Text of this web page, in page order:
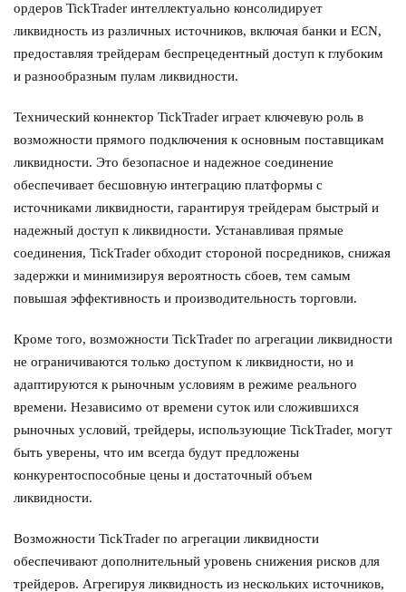
ордеров TickTrader интеллектуально консолидирует
ликвидность из различных источников, включая банки и ECN,
предоставляя трейдерам беспрецедентный доступ к глубоким
и разнообразным пулам ликвидности.
Технический коннектор TickTrader играет ключевую роль в
возможности прямого подключения к основным поставщикам
ликвидности. Это безопасное и надежное соединение
обеспечивает бесшовную интеграцию платформы с
источниками ликвидности, гарантируя трейдерам быстрый и
надежный доступ к ликвидности. Устанавливая прямые
соединения, TickTrader обходит стороной посредников, снижая
задержки и минимизируя вероятность сбоев, тем самым
повышая эффективность и производительность торговли.
Кроме того, возможности TickTrader по агрегации ликвидности
не ограничиваются только доступом к ликвидности, но и
адаптируются к рыночным условиям в режиме реального
времени. Независимо от времени суток или сложившихся
рыночных условий, трейдеры, использующие TickTrader, могут
быть уверены, что им всегда будут предложены
конкурентоспособные цены и достаточный объем
ликвидности.
Возможности TickTrader по агрегации ликвидности
обеспечивают дополнительный уровень снижения рисков для
трейдеров. Агрегируя ликвидность из нескольких источников,